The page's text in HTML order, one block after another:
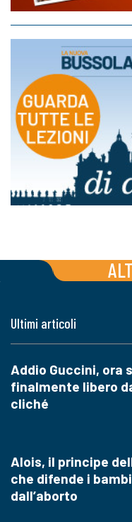
Ultimi articoli
Addio Guccini, ora
finalmente libero
cliché
Alois, il principe
che difende i
dall’aborto